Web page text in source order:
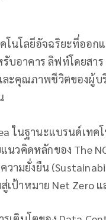
นโลยีอัจฉริยะที่ออก
อาคาร ลิฟท์โดยสา
ละคุณภาพชีวิตของผู้
ในฐานะแบรนด์เทค
วคิดหลักของ The
วามยั่งยืน
เป้าหมาย Net Zero